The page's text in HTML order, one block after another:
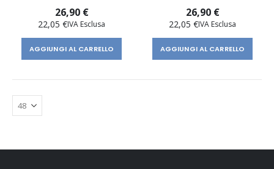
26,90 €
22,05 €
AGGIUNGI AL CARRELLO
26,90 €
22,05 €
AGGIUNGI AL CARRELLO